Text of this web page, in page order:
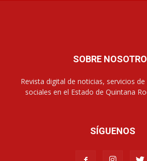
SOBRE
Revista digital de noticias, servicios
sociales en el Estado de Quintana
SÍGUENOS